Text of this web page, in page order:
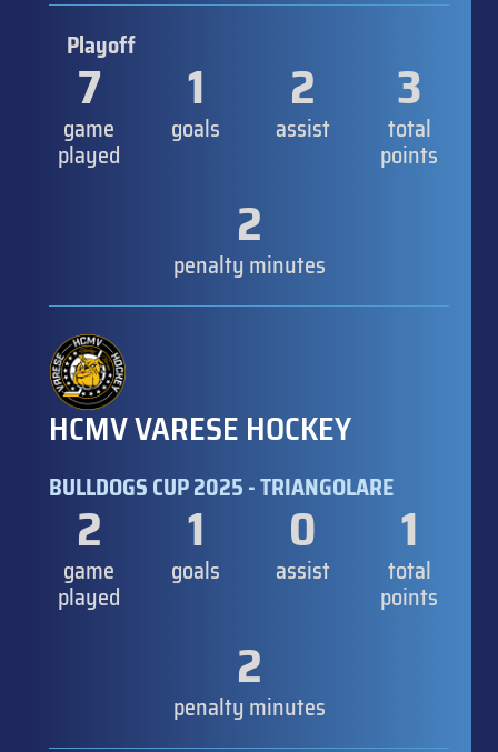
Playoff
7
game
played
1
goals
2
assist
3
total
points
2
penalty minutes
HCMV VARESE HOCKEY
BULLDOGS CUP 2025 - TRIANGOLARE
2
game
played
1
goals
0
assist
1
total
points
2
penalty minutes